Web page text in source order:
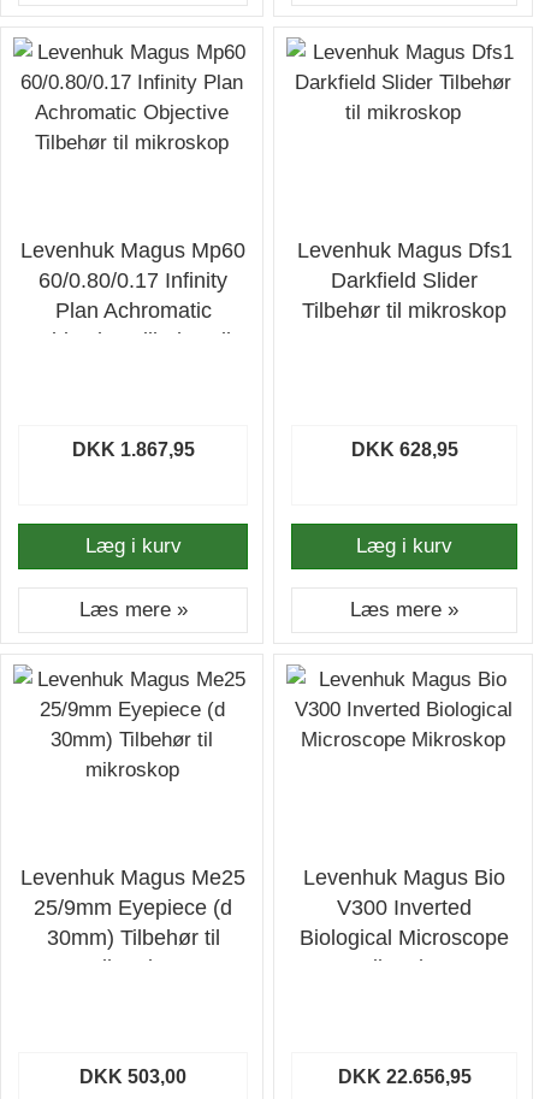
Levenhuk Magus Mp60
60/0.80/0.17 Infinity
Plan Achromatic
Objective Tilbehør til
DKK 1.867,95
Læg i kurv
Læs mere »
Levenhuk Magus Dfs1
Darkfield Slider
Tilbehør til mikroskop
DKK 628,95
Læg i kurv
Læs mere »
Levenhuk Magus Me25
25/9mm Eyepiece (d
30mm) Tilbehør til
mikroskop
DKK 503,00
Levenhuk Magus Bio
V300 Inverted
Biological Microscope
Mikroskop
DKK 22.656,95